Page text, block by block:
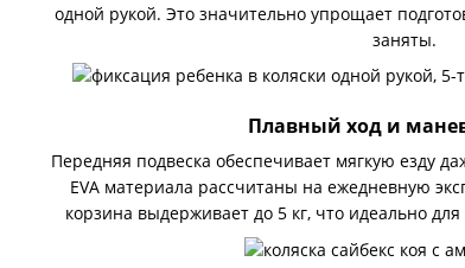
одной рукой. Это значительно упрощает
заняты.
Плавный ход и
Передняя подвеска обеспечивает мягкую езду
EVA материала рассчитаны на ежедневную
корзина выдерживает до 5 кг, что идеально